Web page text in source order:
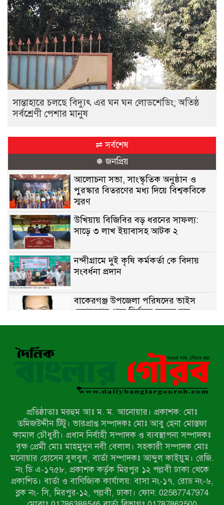
সান্তাহারে চলছে বিদ্যুৎ এর ঘন ঘন লোডশেডিং; অতিষ্ঠ
সর্বশ্রেণী পেশার মানুষ
⇌ সর্বশেষ
❅ জনপ্রিয়
আলোচনা সভা, সাংস্কৃতিক অনুষ্ঠান ও
পুরস্কার বিতরণের মধ্য দিয়ে বিশ্বকবিকে
স্মরণ
উখিয়ায় বিজিবির বড় ধরনের সাফল্য:
সাড়ে ৩ লাখ ইয়াবাসহ আটক ২
নন্দীগ্রামে দুই কৃষি কর্মকর্তা কে বিদায়
সংবর্ধনা প্রদান
বাকেরগঞ্জ উপজেলা পরিষদের ভাইস
চেয়ারম্যান পদে নির্বাচন করতে চান
যুবনেতা আতাউর রহমান রোমান
নেছারাবাদের মৈশানী বালিকা বিদ্যালয়ের
স্বেচ্ছাসেবক দল নেতা আবির ও সাংবাদিক
সম্রাটের ওপর হামলার প্রতিবাদে
সান্তাহারে চলছে বিদ্যুৎ এর ঘন ঘন
লোডশেডিং; অতিষ্ঠ সর্বশ্রেণী পেশার মানুষ
সান্তাহারে রেলওয়ে কর্মকর্তা-কর্মচারীদের
আয়োজনে মানববন্ধন অনুষ্ঠিত
প্রতিষ্ঠাতাঃ মরহুম আঃ ম. ম. আনোয়ার। প্রকাশক: মোঃ
তমিজউদ্দীন টিটু। ভারপ্রাপ্ত সম্পাদকঃ মোঃ আবু হেনা মোস্তফা
কামাল চৌধুরী। প্রধান নির্বাহী সম্পাদক ও ব্যবস্থাপনা সম্পাদকঃ
বৃক্ষ প্রেমী মোঃ মাহমুদুন নবী বেলাল। সহকারী সম্পাদক মোঃ
মনোয়ার হোসেন বুলবুল, বার্তা সম্পাদকঃ আব্দুল কাইয়ুম। রেজি.
নং ডি এ-১৭৫৮, প্রকাশক কর্তৃক মিরপুর ১২ পল্লবী ঢাকা থেকে
প্রকাশিত। বার্তা ও বাণিজ্যিক কার্যালয়: বাসা নং-১৭, রোড নং-৬,
ব্লক নং- সি, মিরপুর-১২, পল্লবী, ঢাকা। ফোন: 02587747974